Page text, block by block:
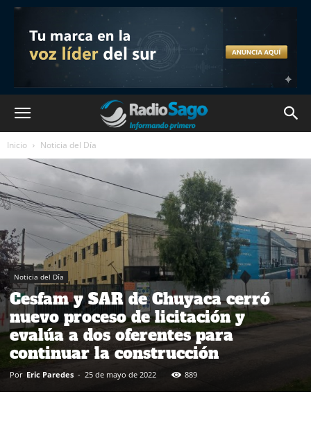
Inicio Noticia del Día
Noticia del Día
Cesfam y SAR de Chuyaca cerró
nuevo proceso de licitación y
evalúa a dos oferentes para
continuar la construcción
Por Eric Paredes - 25 de mayo de 2022 889